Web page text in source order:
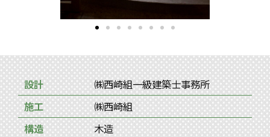
設計
㈱西崎組一級建築士事務所
施工
㈱西崎組
構造
木造